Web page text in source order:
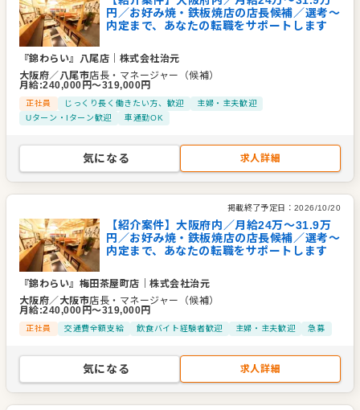
円／お好み焼・鉄板焼店の店長候補／選考～
内定まで、あなたの転職をサポートします
『錦わらい』八尾店
株式会社治元
大阪府／ 八尾市店長・マネージャー（候補）
月給:240,000 円〜319,000円
正社員 じっくり長く働きたい方、歓迎
主婦・主夫歓迎
Uターン・Iターン歓迎
車通勤OK
気になる 求人詳細
掲載終了予定日： 2026/10/20
【紹介案件】大阪府内／月給24万〜31.9万
円／お好み焼・鉄板焼店の店長候補／選考～
内定まで、あなたの転職をサポートします
『錦わらい』梅田茶屋町店 ｜株式会社治元
大阪府／ 大阪市店長・マネージャー（候補）
月給:240,000 円〜319,000円
正社員 交通費全額支給 飲食バイト経験者歓迎 主婦・主夫歓迎 急募
気になる 求人詳細